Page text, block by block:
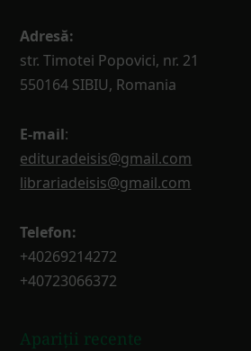
Adresă:
str. Timotei Popovici, nr. 21
550164 SIBIU, Romania
E-mail:
edituradeisis@gmail.com
librariadeisis@gmail.com
Telefon:
+40269214272
+40723066372
Apariții recente